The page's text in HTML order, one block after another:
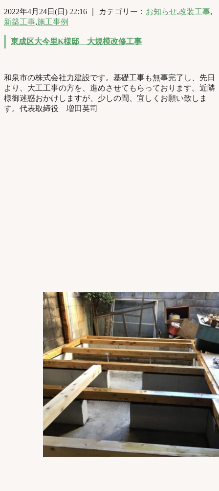
2022年4月24日(日) 22:16 ｜ カテゴリー： お知らせ,改装工事,
新築工事,施工事例
東成区大今里K様邸 大規模改修工事
和泉市の株式会社力建設です。基礎工事も無事完了し、先日
より、大工工事の方を、進めさせてもらっております。近隣
様御迷惑おかけしますが、少しの間、宜しくお願い致しま
す。代表取締役 増田英司